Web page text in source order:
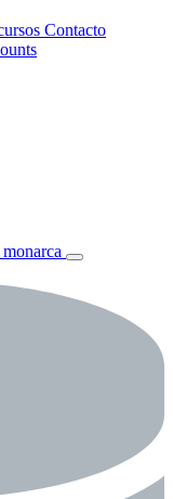
Contacto